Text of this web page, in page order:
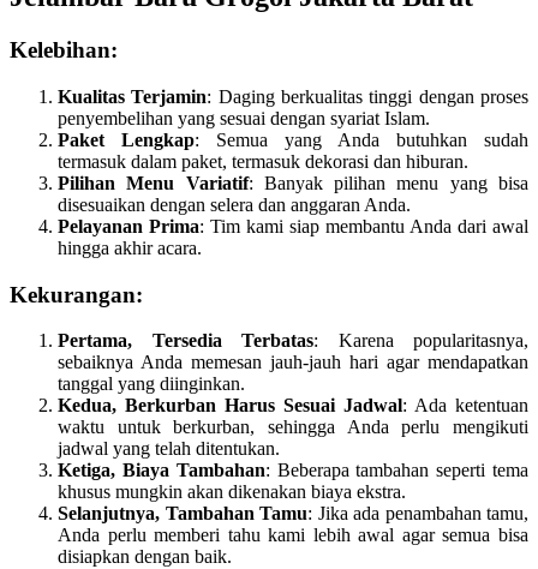
Kelebihan:
Kualitas Terjamin: Daging berkualitas tinggi dengan proses
penyembelihan yang sesuai dengan syariat Islam.
Paket Lengkap: Semua yang Anda butuhkan sudah
termasuk dalam paket, termasuk dekorasi dan hiburan.
Pilihan Menu Variatif: Banyak pilihan menu yang bisa
disesuaikan dengan selera dan anggaran Anda.
Pelayanan Prima: Tim kami siap membantu Anda dari awal
hingga akhir acara.
Kekurangan:
Pertama, Tersedia Terbatas: Karena popularitasnya,
sebaiknya Anda memesan jauh-jauh hari agar mendapatkan
tanggal yang diinginkan.
Kedua, Berkurban Harus Sesuai Jadwal: Ada ketentuan
waktu untuk berkurban, sehingga Anda perlu mengikuti
jadwal yang telah ditentukan.
Ketiga, Biaya Tambahan: Beberapa tambahan seperti tema
khusus mungkin akan dikenakan biaya ekstra.
Selanjutnya, Tambahan Tamu: Jika ada penambahan tamu,
Anda perlu memberi tahu kami lebih awal agar semua bisa
disiapkan dengan baik.